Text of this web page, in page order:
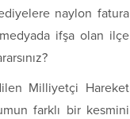
naylon fatura
medyada ifşa olan ilçe
Milliyetçi Hareket
farklı bir kesmini